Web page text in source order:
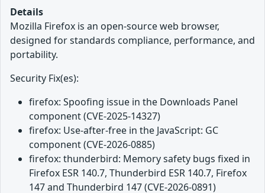
Details
Mozilla Firefox is an open-source web browser,
designed for standards compliance, performance, and
portability.
Security Fix(es):
firefox: Spoofing issue in the Downloads Panel
component (CVE-2025-14327)
firefox: Use-after-free in the JavaScript: GC
component (CVE-2026-0885)
firefox: thunderbird: Memory safety bugs fixed in
Firefox ESR 140.7, Thunderbird ESR 140.7, Firefox
147 and Thunderbird 147 (CVE-2026-0891)